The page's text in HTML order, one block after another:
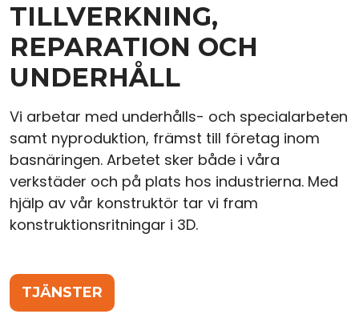
TILLVERKNING,
REPARATION OCH
UNDERHÅLL
Vi arbetar med underhålls- och specialarbeten
samt nyproduktion, främst till företag inom
basnäringen. Arbetet sker både i våra
verkstäder och på plats hos industrierna. Med
hjälp av vår konstruktör tar vi fram
konstruktionsritningar i 3D.
TJÄNSTER